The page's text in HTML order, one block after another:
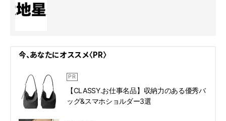
今、あなたにオススメ〈PR〉
【CLASSY.お仕事名品】収納力のある優秀バ
ッグ&スマホショルダー3選